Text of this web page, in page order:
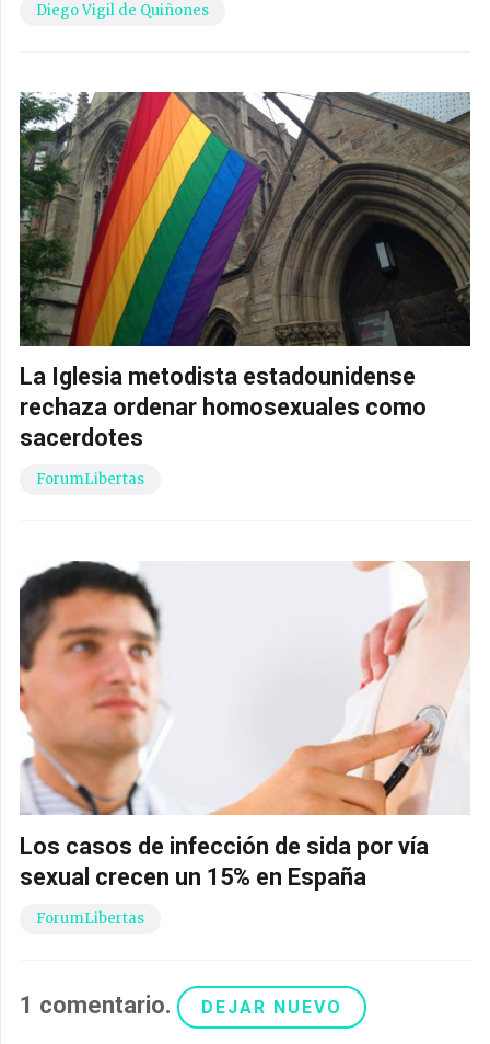
Diego Vigil de Quiñones
La Iglesia metodista estadounidense
rechaza ordenar homosexuales como
sacerdotes
ForumLibertas
Los casos de infección de sida por vía
sexual crecen un 15% en España
ForumLibertas
1 comentario. DEJAR NUEVO